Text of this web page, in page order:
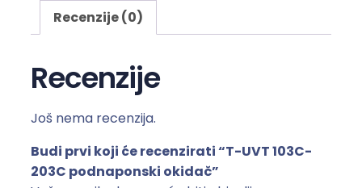
3
C
2
0
3
Recenzije (0)
Recenzije
Još nema recenzija.
Budi prvi koji će recenzirati “T-UVT 103C-
203C podnaponski okidač”